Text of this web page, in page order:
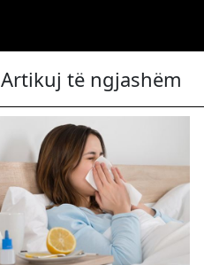
Artikuj të ngjashëm